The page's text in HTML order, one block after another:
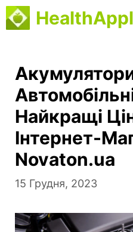
Перейти
до
Найкращі
Інтернет-
Novaton.ua
15 Грудня, 2023